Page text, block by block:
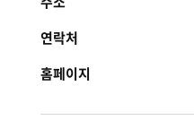
연락처
홈페이지